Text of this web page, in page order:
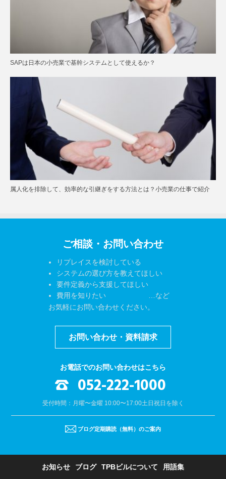
SAPは日本の小売業で基幹システムとして使えるか？
属人化を排除して、効率的な引継ぎをする方法とは？小売業の仕事で紹介
ご相談・お問い合わせ
リプレイスを検討している
システムの選び方を教えてほしい
要件定義から支援してほしい
費用を知りたい …など
お気軽にお問い合わせください。
お問い合わせ・資料請求
お電話でのお問い合わせはこちら
052-222-1000
受付時間：月曜〜金曜 10:00〜17:00土日祝日を除く
ブログ定期購読（無料）のご案内
お知らせ ブログ TPBビルについて 用語集